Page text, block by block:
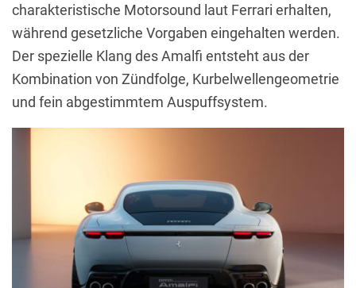
charakteristische Motorsound laut Ferrari erhalten,
während gesetzliche Vorgaben eingehalten werden.
Der spezielle Klang des Amalfi entsteht aus der
Kombination von Zündfolge, Kurbelwellengeometrie
und fein abgestimmtem Auspuffsystem.